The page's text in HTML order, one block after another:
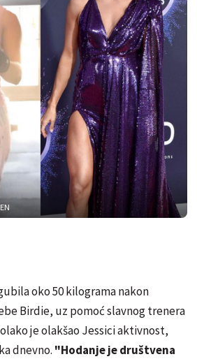
oko 50 kilograma nakon
Birdie, uz pomoć slavnog trenera
je olakšao Jessici aktivnost,
dnevno. "Hodanje je društvena